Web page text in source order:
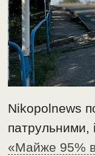
Nikopolnews
патрульними,
«Майже 95%